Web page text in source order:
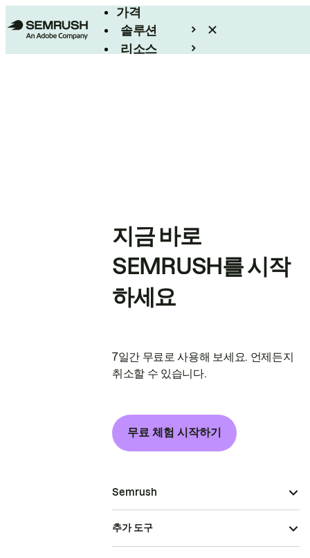
가격
솔루션
리소스
지금 바로
SEMRUSH를 시작
하세요
7일간 무료로 사용해 보세요. 언제든지
취소할 수 있습니다.
무료 체험 시작하기
Semrush
추가 도구